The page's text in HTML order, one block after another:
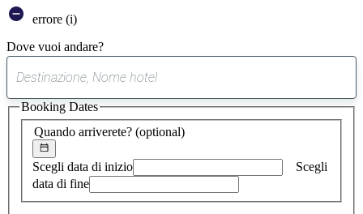
errore (i)
Dove vuoi andare?
suggerimento
trovato
Quando arriverete? (optional)
Scegli data di inizio
Scegli
data di fine
Booking Dates